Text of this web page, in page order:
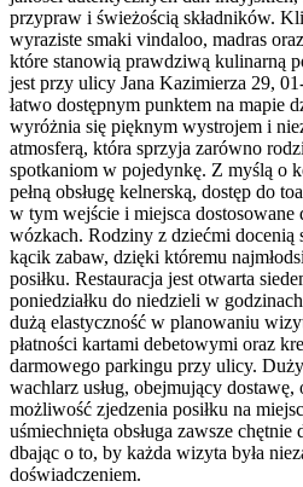
przypraw i świeżością składników.
wyraziste smaki vindaloo, madras
które stanowią prawdziwą kulinarną
jest przy ulicy Jana Kazimierza 29,
łatwo dostępnym punktem na mapie
wyróżnia się pięknym wystrojem i
atmosferą, która sprzyja zarówno
spotkaniom w pojedynkę. Z myślą o
pełną obsługę kelnerską, dostęp do
w tym wejście i miejsca dostosowane
wózkach. Rodziny z dziećmi docenią
kącik zabaw, dzięki któremu
posiłku. Restauracja jest otwarta
poniedziałku do niedzieli w
dużą elastyczność w planowaniu
płatności kartami debetowymi oraz
darmowego parkingu przy ulicy.
wachlarz usług, obejmujący
możliwość zjedzenia posiłku na
uśmiechnięta obsługa zawsze
dbając o to, by każda wizyta była
doświadczeniem.